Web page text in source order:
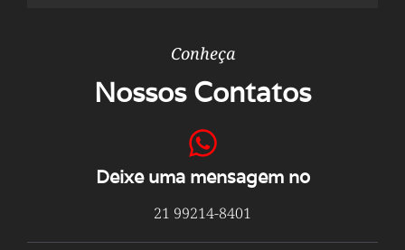
Conheça
Nossos Contatos
Deixe uma mensagem no
21 99214-8401